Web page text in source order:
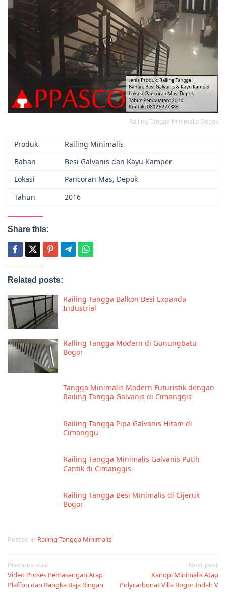
Railing Tangga Minimalis Depok
Produk
Railing Minimalis
Bahan
Besi Galvanis dan Kayu Kamper
Lokasi
Pancoran Mas, Depok
Tahun
2016
Share this:
Related posts:
Railing Tangga Balkon Besi Expanda
Industrial
Ralling Tangga Modern di Gunungbatu
Bogor
Tangga Minimalis Modern Futuristik dengan
Railing Tangga Galvanis di Cimanggis
Railing Tangga Pipa Galvanis Hitam di
Cimanggu
Railing Tangga Minimalis Galvanis Putih
Cantik di Cimanggis
Railing Tangga Besi Minimalis di Cijeruk
Bogor
Posted in Railing Tangga Minimalis
Post
navigation
Previous post
Video Proses Pemasangan Atap
Plaffon dan Rangka Baja Ringan
Next post
Kanopi Minimalis Atap
Polycarbonat Villa Bogor Indah V